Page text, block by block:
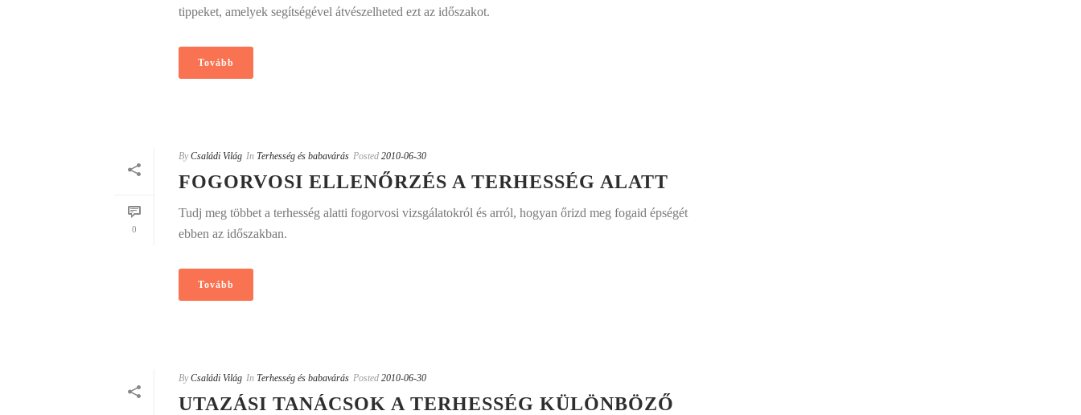
tippeket, amelyek segítségével átvészelheted ezt az időszakot.
Tovább
0
By Családi Világ In Terhesség és babavárás Posted 2010-06-30
FOGORVOSI ELLENŐRZÉS A TERHESSÉG ALATT
Tudj meg többet a terhesség alatti fogorvosi vizsgálatokról és arról, hogyan őrizd meg fogaid épségét
ebben az időszakban.
Tovább
By Családi Világ In Terhesség és babavárás Posted 2010-06-30
UTAZÁSI TANÁCSOK A TERHESSÉG KÜLÖNBÖZŐ